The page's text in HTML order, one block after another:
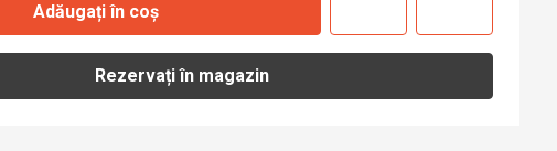
Adăugați în coș
Rezervați în magazin